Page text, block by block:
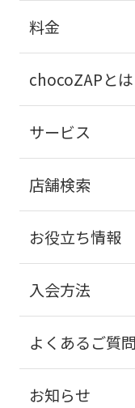
料金
chocoZAPとは
サービス
店舗検索
お役立ち情報
入会方法
よくあるご質問
お知らせ